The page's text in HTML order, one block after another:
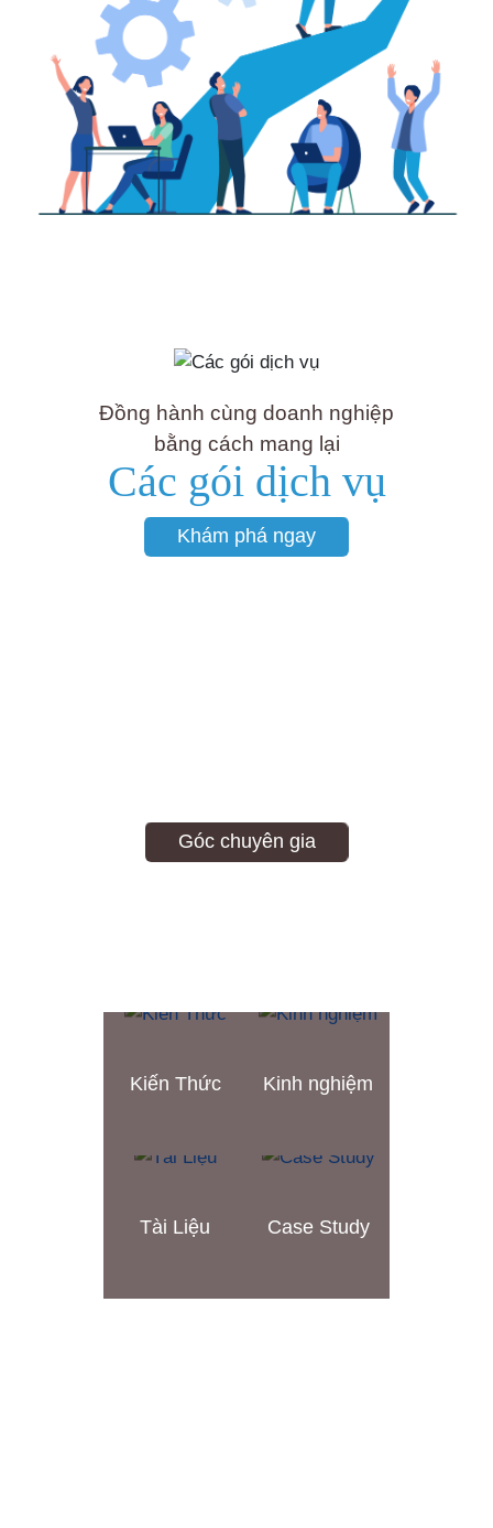
Đồng hành cùng doanh nghiệp
bằng cách mang lại
Các gói dịch vụ
Khám phá ngay
Góc chuyên gia
Kiến Thức Kinh nghiệm
Tài Liệu Case Study